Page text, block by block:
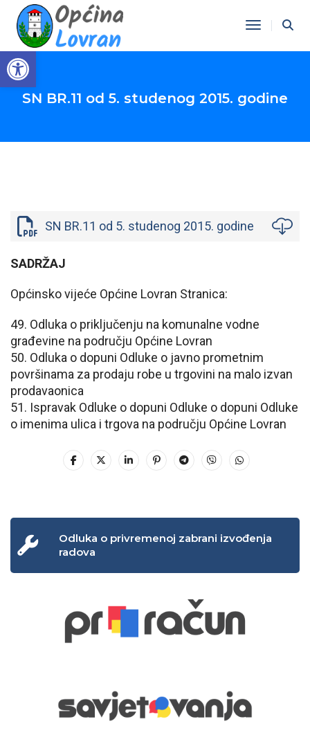
Open toolbar
Toggle
SN BR.11 od 5. studenog 2015. godine
SN BR.11 od 5. studenog 2015. godine
SADRŽAJ
Općinsko vijeće Općine Lovran Stranica:
49. Odluka o priključenju na komunalne vodne
građevine na području Općine Lovran
50. Odluka o dopuni Odluke o javno prometnim
površinama za prodaju robe u trgovini na malo izvan
prodavaonica
51. Ispravak Odluke o dopuni Odluke o dopuni Odluke
o imenima ulica i trgova na području Općine Lovran
Odluka o privremenoj zabrani izvođenja
radova